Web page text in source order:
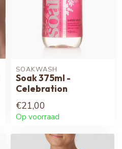
SOAKWASH
Soak 375ml -
Celebration
€21,00
Op voorraad